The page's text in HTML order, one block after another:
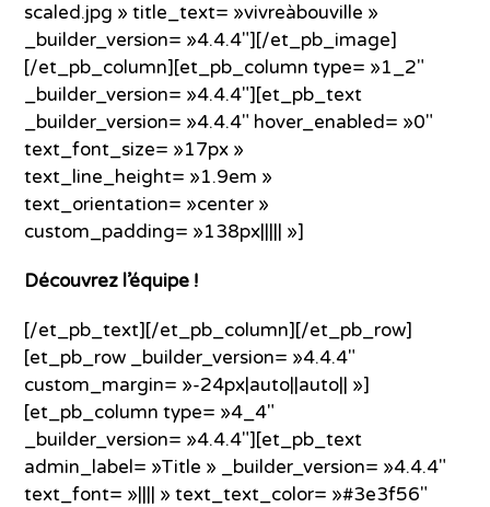
scaled.jpg » title_text= »vivreàbouville »
_builder_version= »4.4.4″][/et_pb_image]
[/et_pb_column][et_pb_column type= »1_2″
_builder_version= »4.4.4″][et_pb_text
_builder_version= »4.4.4″ hover_enabled= »0″
text_font_size= »17px »
text_line_height= »1.9em »
text_orientation= »center »
custom_padding= »138px||||| »]
Découvrez l’équipe !
[/et_pb_text][/et_pb_column][/et_pb_row]
[et_pb_row _builder_version= »4.4.4″
custom_margin= »-24px|auto||auto|| »]
[et_pb_column type= »4_4″
_builder_version= »4.4.4″][et_pb_text
admin_label= »Title » _builder_version= »4.4.4″
text_font= »|||| » text_text_color= »#3e3f56″